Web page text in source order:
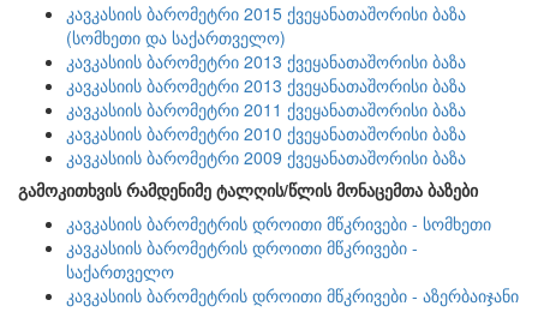
კავკასიის ბარომეტრი 2015 ქვეყანათაშორისი ბაზა
(სომხეთი და საქართველო)
კავკასიის ბარომეტრი 2013 ქვეყანათაშორისი ბაზა
კავკასიის ბარომეტრი 2013 ქვეყანათაშორისი ბაზა
კავკასიის ბარომეტრი 2011 ქვეყანათაშორისი ბაზა
კავკასიის ბარომეტრი 2010 ქვეყანათაშორისი ბაზა
კავკასიის ბარომეტრი 2009 ქვეყანათაშორისი ბაზა
გამოკითხვის რამდენიმე ტალღის/წლის მონაცემთა ბაზები
კავკასიის ბარომეტრის დროითი მწკრივები - სომხეთი
კავკასიის ბარომეტრის დროითი მწკრივები -
საქართველო
კავკასიის ბარომეტრის დროითი მწკრივები - აზერბაიჯანი